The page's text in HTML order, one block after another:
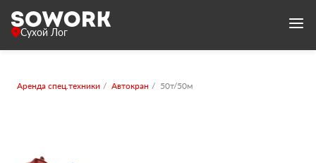
Сухой Лог
Аренда спец.техники Автокран 50т/50м